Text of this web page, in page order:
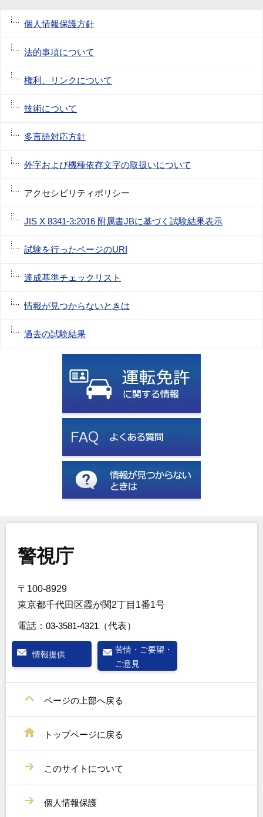
個人情報保護方針
法的事項について
権利、リンクについて
技術について
多言語対応方針
外字および機種依存文字の取扱いについて
アクセシビリティポリシー
JIS X 8341-3:2016 附属書JBに基づく試験結果表示
試験を行ったページのURI
達成基準チェックリスト
情報が見つからないときは
過去の試験結果
警視庁
〒100-8929
東京都千代田区霞が関2丁目1番1号
電話： 03-3581-4321 （代表）
情報提供
苦情・ご要望・
ご意見
ページの上部へ戻る
トップページに戻る
このサイトについて
個人情報保護